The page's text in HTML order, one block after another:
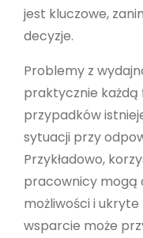
jest kluczowe,
decyzje.
Problemy z
praktycznie każdą
przypadków
sytuacji przy
Przykładowo,
pracownicy mogą
możliwości i
wsparcie może